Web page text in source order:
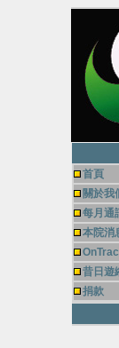
首頁
關於我
每月通
本院消
昔日遊
捐款